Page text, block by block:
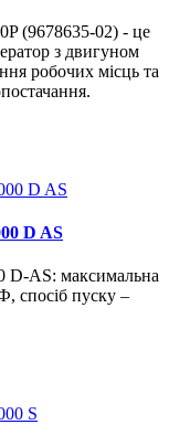
(9678635-02) - це
з двигуном
робочих місць та
D AS
D-AS: максимальна
спосіб пуску –